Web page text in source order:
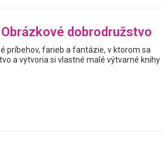
dobrodružstvo
príbehov, farieb a fantázie, v ktorom sa
a vytvoria si vlastné malé výtvarné knihy